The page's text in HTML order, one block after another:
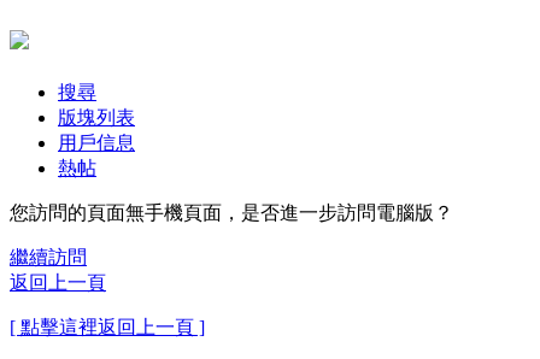
搜尋
版塊列表
用戶信息
熱帖
您訪問的頁面無手機頁面，是否進一步訪問電腦版？
繼續訪問
返回上一頁
[ 點擊這裡返回上一頁 ]